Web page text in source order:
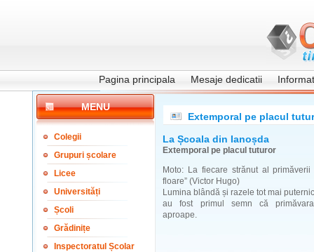
Pagina principala Mesaje dedicatii
MENU
Colegii
Grupuri școlare
Licee
Universități
Școli
Grădinițe
Inspectoratul Școlar
Extemporal pe placul
La Școala din Ianoșda
Extemporal pe placul tuturor
Moto: La fiecare strănut al
floare” (Victor Hugo)
Lumina blândă și razele tot mai
au fost primul semn că
aproape.